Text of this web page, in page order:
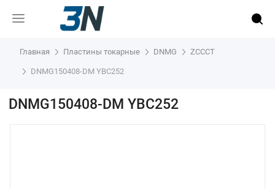
Главная Пластины токарные DNMG ZCCCT
DNMG150408-DM YBC252
DNMG150408-DM YBC252